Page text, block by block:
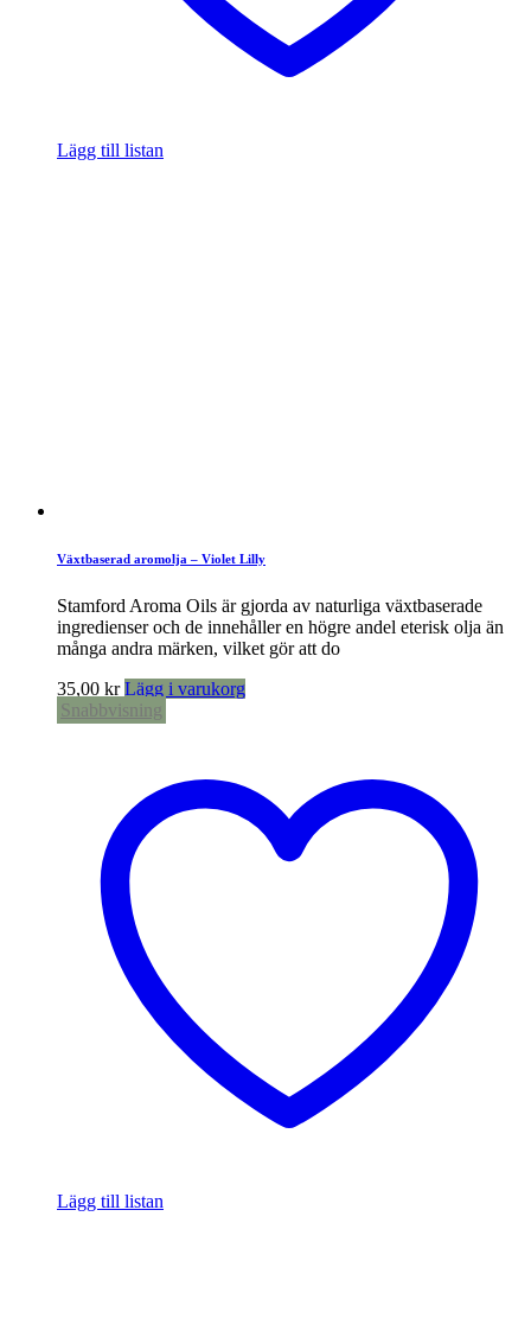
Lägg till listan
Växtbaserad aromolja – Violet Lilly
Stamford Aroma Oils är gjorda av naturliga växtbaserade
ingredienser och de innehåller en högre andel eterisk olja än
många andra märken, vilket gör att do
35,00 kr Lägg i varukorg
Snabbvisning
Lägg till listan